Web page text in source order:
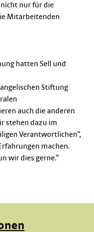
nur für die
Mitarbeitenden
hatten Sell und
Stiftung
auch die anderen
stehen dazu im
Verantwortlichen“,
machen.
wir dies gerne.“